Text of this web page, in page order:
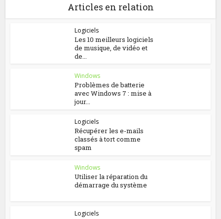
Articles en relation
Logiciels
Les 10 meilleurs logiciels
de musique, de vidéo et
de...
Windows
Problèmes de batterie
avec Windows 7 : mise à
jour...
Logiciels
Récupérer les e-mails
classés à tort comme
spam
Windows
Utiliser la réparation du
démarrage du système
Logiciels